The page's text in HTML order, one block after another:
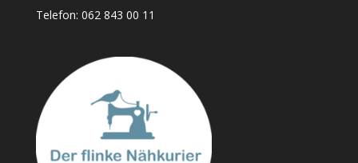
Telefon: 062 843 00 11